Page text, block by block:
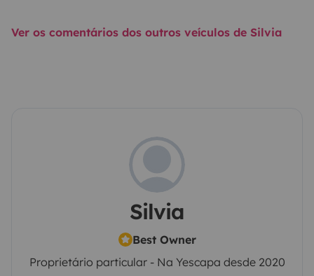
Ver os comentários dos outros veículos de Silvia
Silvia
Best Owner
Proprietário particular - Na Yescapa desde 2020